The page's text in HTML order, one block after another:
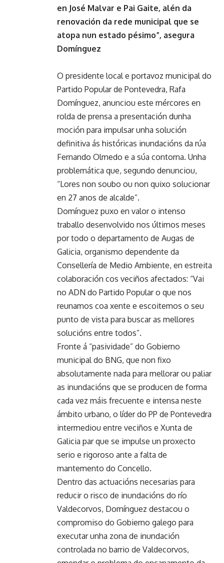
en José Malvar e Pai Gaite, alén da
renovación da rede municipal que se
atopa nun estado pésimo”, asegura
Domínguez
O presidente local e portavoz municipal do
Partido Popular de Pontevedra, Rafa
Domínguez, anunciou este mércores en
rolda de prensa a presentación dunha
moción para impulsar unha solución
definitiva ás históricas inundacións da rúa
Fernando Olmedo e a súa contorna. Unha
problemática que, segundo denunciou,
“Lores non soubo ou non quixo solucionar
en 27 anos de alcalde”.
Domínguez puxo en valor o intenso
traballo desenvolvido nos últimos meses
por todo o departamento de Augas de
Galicia, organismo dependente da
Consellería de Medio Ambiente, en estreita
colaboración cos veciños afectados: “Vai
no ADN do Partido Popular o que nos
reunamos coa xente e escoitemos o seu
punto de vista para buscar as mellores
solucións entre todos”.
Fronte á “pasividade” do Gobierno
municipal do BNG, que non fixo
absolutamente nada para mellorar ou paliar
as inundacións que se producen de forma
cada vez máis frecuente e intensa neste
ámbito urbano, o líder do PP de Pontevedra
intermediou entre veciños e Xunta de
Galicia par que se impulse un proxecto
serio e rigoroso ante a falta de
mantemento do Concello.
Dentro das actuacións necesarias para
reducir o risco de inundacións do río
Valdecorvos, Domínguez destacou o
compromiso do Gobierno galego para
executar unha zona de inundación
controlada no barrio de Valdecorvos,